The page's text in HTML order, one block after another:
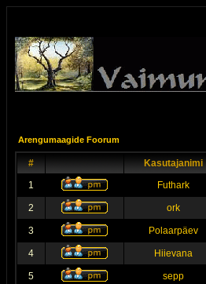
Arengumaagide Foorum
# Kasutajanimi
1
Futhark
2 ork
3 Polaarpäev
4 Hiievana
5 sepp